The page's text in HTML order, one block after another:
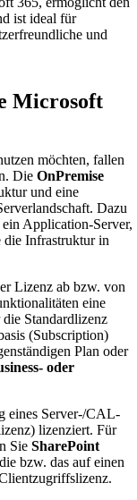
ist ideal für
und
Microsoft
möchten, fallen
Die OnPremise
und eine
Dazu
Application-Server,
die Infrastruktur in
Lizenz ab bzw. von
eine
Standardlizenz
(Subscription)
Plan oder
oder
eines Server-/CAL-
lizenziert. Für
SieSharePoint
bzw. das auf einen